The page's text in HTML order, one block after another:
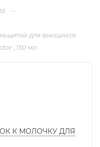
—
для вьющихся
, 150 мл
К МОЛОЧКУ ДЛЯ